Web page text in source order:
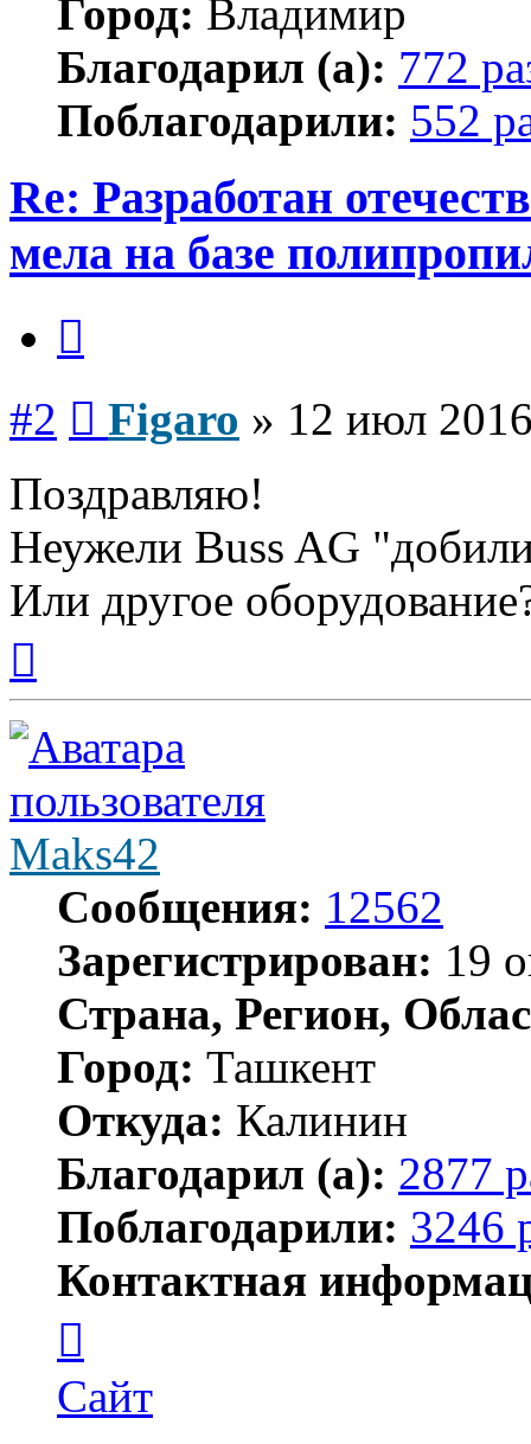
Город: Владимир
Благодарил (а): 772
Поблагодарили: 552
Re: Разработан
мела на базе
#2 Figaro » 12 июл
Поздравляю!
Неужели Buss AG
Или другое
началу
Maks42
Сообщения: 12562
Зарегистрирован: 19
Страна, Регион,
Город: Ташкент
Откуда: Калинин
Благодарил (а): 2877
Поблагодарили: 3246
Контактная
пользователя
Maks42
Сайт